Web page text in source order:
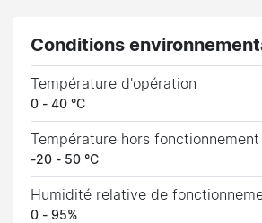
Conditions
Température d'opération
0 - 40 °C
Température hors fonctionnement
-20 - 50 °C
Humidité relative de
0 - 95%